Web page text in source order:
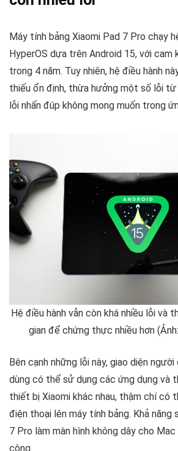
Máy tính bảng Xiaomi Pad 7 Pro chạy
HyperOS dựa trên Android 15, với cam
trong 4 năm. Tuy nhiên, hệ điều hành
thiếu ổn định, thừa hưởng một số lỗi từ
lỗi nhấn đúp không mong muốn trong
Hệ điều hành vẫn còn khá nhiều lỗi và
gian để chứng thực nhiều hơn
Bên cạnh những lỗi này, giao diện
dùng có thể sử dụng các ứng dụng và
thiết bị Xiaomi khác nhau, thậm chí có
điện thoại lên máy tính bảng. Khả năng
7 Pro làm màn hình không dây cho
cộng.